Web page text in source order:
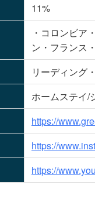
11%
・コロンビア
ン・フランス
リーディング
ホームステイ/
https://
https://
https://